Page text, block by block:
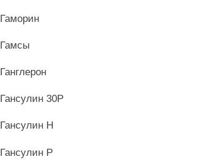
Гаморин
Гамсы
Ганглерон
Гансулин 30Р
Гансулин Н
Гансулин Р